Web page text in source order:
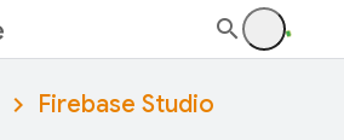
Firebase Studio